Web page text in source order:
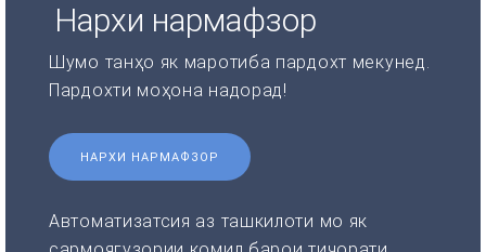
Нархи нармафзор
Шумо танҳо як маротиба пардохт мекунед.
Пардохти моҳона надорад!
НАРХИ НАРМАФЗОР
Автоматизатсия аз ташкилоти мо як